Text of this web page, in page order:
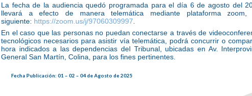
La fecha de la audiencia quedó programada para el día 6 de agosto del
llevará a efecto de manera telemática mediante plataforma
siguiente: https://zoom.us/j/97060309997
En el caso que las personas no puedan conectarse a través de
tecnológicos necesarios para asistir vía telemática, podrá concurrir o
hora indicados a las dependencias del Tribunal, ubicadas en Av.
General San Martín, Colina, para los fines pertinentes.
Fecha Publicación: 01 – 02 – 04 de Agosto de 2025